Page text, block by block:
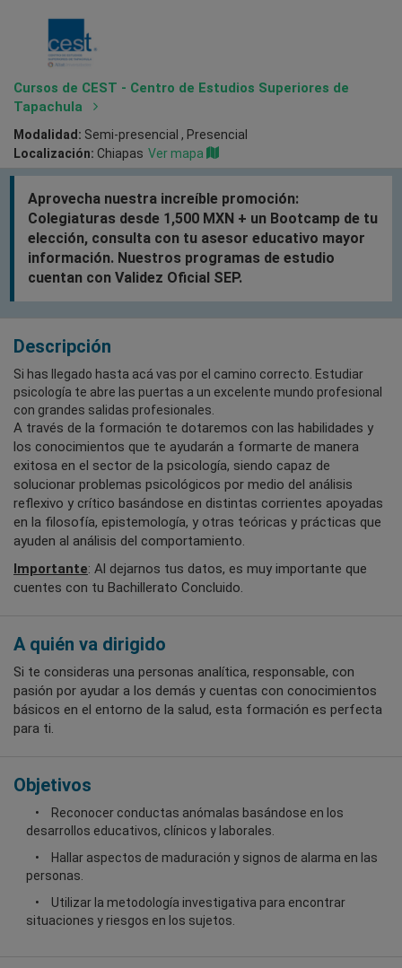
Cursos de CEST - Centro de Estudios Superiores de
Tapachula
Modalidad: Semi-presencial , Presencial
Localización: Chiapas Ver mapa
Aprovecha nuestra increíble promoción:
Colegiaturas desde 1,500 MXN + un Bootcamp de tu
elección, consulta con tu asesor educativo mayor
información. Nuestros programas de estudio
cuentan con Validez Oficial SEP.
Descripción
Si has llegado hasta acá vas por el camino correcto. Estudiar
psicología te abre las puertas a un excelente mundo profesional
con grandes salidas profesionales.
A través de la formación te dotaremos con las habilidades y
los conocimientos que te ayudarán a formarte de manera
exitosa en el sector de la psicología, siendo capaz de
solucionar problemas psicológicos por medio del análisis
reflexivo y crítico basándose en distintas corrientes apoyadas
en la filosofía, epistemología, y otras teóricas y prácticas que
ayuden al análisis del comportamiento.
Importante: Al dejarnos tus datos, es muy importante que
cuentes con tu Bachillerato Concluido.
A quién va dirigido
Si te consideras una personas analítica, responsable, con
pasión por ayudar a los demás y cuentas con conocimientos
básicos en el entorno de la salud, esta formación es perfecta
para ti.
Objetivos
Reconocer conductas anómalas basándose en los
desarrollos educativos, clínicos y laborales.
Hallar aspectos de maduración y signos de alarma en las
personas.
Utilizar la metodología investigativa para encontrar
situaciones y riesgos en los sujetos.